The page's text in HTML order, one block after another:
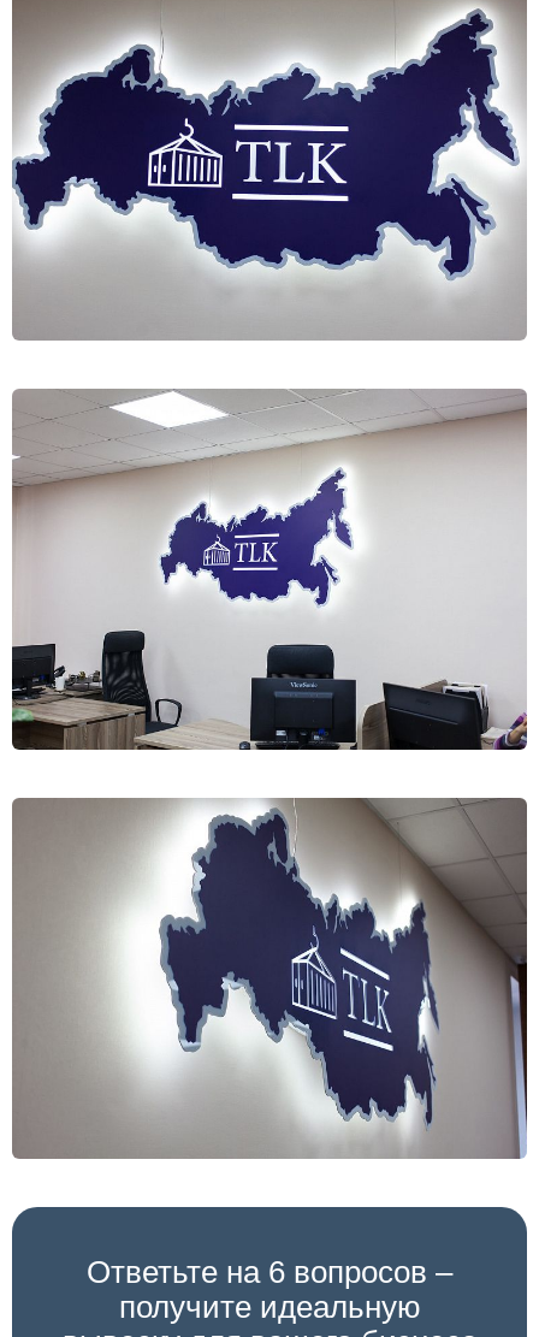
Ответьте на 6 вопросов –
получите идеальную